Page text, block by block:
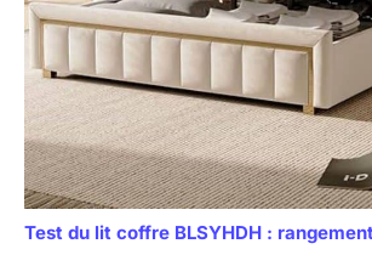
Test du lit coffre BLSYHDH :